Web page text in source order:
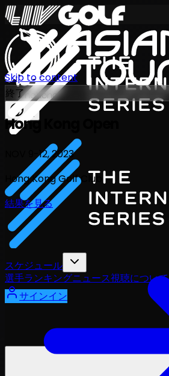
International Series 2026
スケジュール
選手ランキングニュース視聴について
サインイン
Skip to content
終了
Hong Kong Open
NOV 9-12, 2023
Hong Kong Golf Club
結果を見る